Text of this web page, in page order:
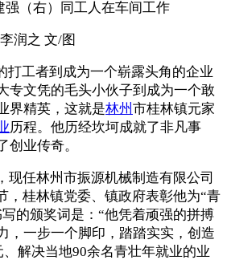
强（右）同工人在车间工作
润之 文/图
打工者到成为一个崭露头角的企业
专文凭的毛头小伙子到成为一个敢
界精英，这就是林州 市桂林镇元家
历程。他历经坎坷成就了非凡事
创业传奇。
现任林州市振源机械制造有限公司
，桂林镇党委、镇政府表彰他为“青
的颁奖词是：“他凭着顽强的拼搏
，一步一个脚印，踏踏实实，创造
解决当地90余名青壮年就业的业